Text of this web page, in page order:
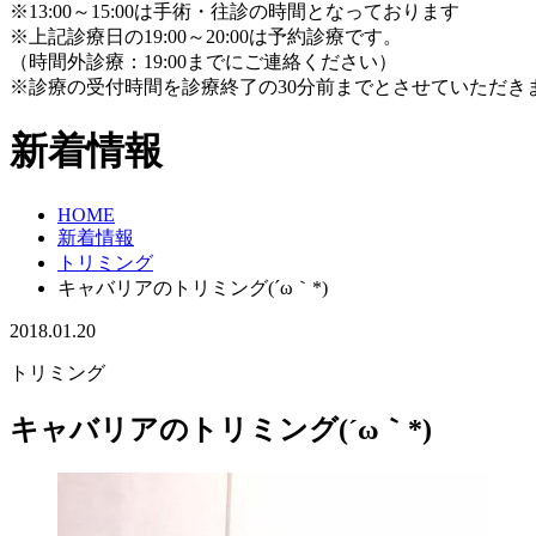
※13:00～15:00は手術・往診の時間となっております
※上記診療日の19:00～20:00は予約診療です。
（時間外診療：19:00までにご連絡ください）
※診療の受付時間を診療終了の30分前までとさせていただき
新着情報
HOME
新着情報
トリミング
キャバリアのトリミング(´ω｀*)
2018.01.20
トリミング
キャバリアのトリミング(´ω｀*)